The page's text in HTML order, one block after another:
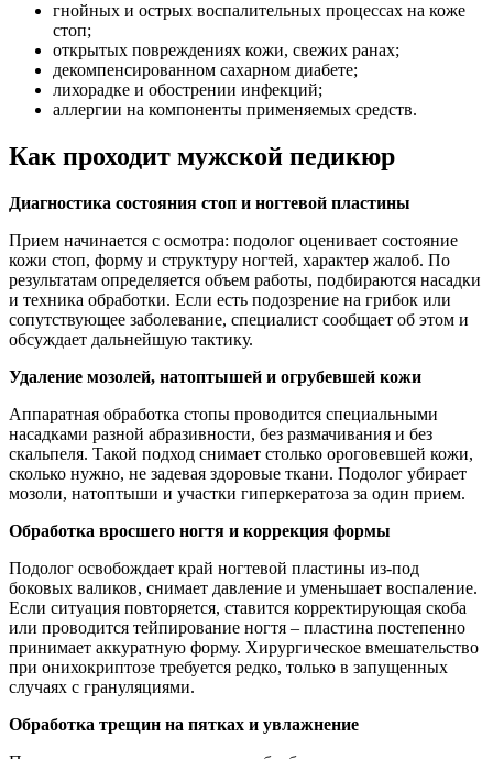
гнойных и острых воспалительных процессах на коже
стоп;
открытых повреждениях кожи, свежих ранах;
декомпенсированном сахарном диабете;
лихорадке и обострении инфекций;
аллергии на компоненты применяемых средств.
Как проходит мужской педикюр
Диагностика состояния стоп и ногтевой пластины
Прием начинается с осмотра: подолог оценивает состояние
кожи стоп, форму и структуру ногтей, характер жалоб. По
результатам определяется объем работы, подбираются насадки
и техника обработки. Если есть подозрение на грибок или
сопутствующее заболевание, специалист сообщает об этом и
обсуждает дальнейшую тактику.
Удаление мозолей, натоптышей и огрубевшей кожи
Аппаратная обработка стопы проводится специальными
насадками разной абразивности, без размачивания и без
скальпеля. Такой подход снимает столько ороговевшей кожи,
сколько нужно, не задевая здоровые ткани. Подолог убирает
мозоли, натоптыши и участки гиперкератоза за один прием.
Обработка вросшего ногтя и коррекция формы
Подолог освобождает край ногтевой пластины из-под
боковых валиков, снимает давление и уменьшает воспаление.
Если ситуация повторяется, ставится корректирующая скоба
или проводится тейпирование ногтя – пластина постепенно
принимает аккуратную форму. Хирургическое вмешательство
при онихокриптозе требуется редко, только в запущенных
случаях с грануляциями.
Обработка трещин на пятках и увлажнение